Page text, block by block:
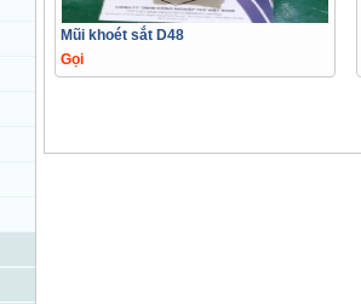
Mũi khoét sắt D48
Gọi